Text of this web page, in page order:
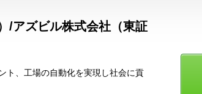
/アズビル株式会社（東証
ト、工場の自動化を実現し社会に貢